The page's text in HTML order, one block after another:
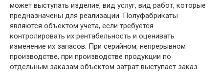
может выступать изделие, вид услуг, вид работ, которые
предназначены для реализации. Полуфабрикаты
являются объектом учета, если требуется
контролировать их рентабельность и оценивать
изменение их запасов. При серийном, непрерывном
производстве, при производстве продукции по
отдельным заказам объектом затрат выступает заказ.